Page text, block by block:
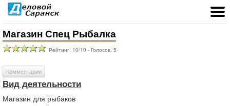
Магазин Спец Рыбалка
Рейтинг: 10/10 - Голосов: 5
Комментарии
Вид деятельности
Магазин для рыбаков